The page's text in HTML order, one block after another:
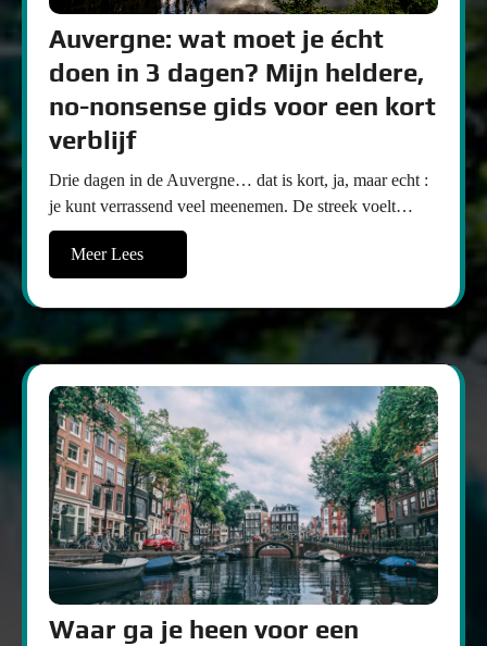
Auvergne: wat moet je écht
doen in 3 dagen? Mijn heldere,
no-nonsense gids voor een kort
verblijf
Drie dagen in de Auvergne… dat is kort, ja, maar echt :
je kunt verrassend veel meenemen. De streek voelt…
Meer Lees
Waar ga je heen voor een